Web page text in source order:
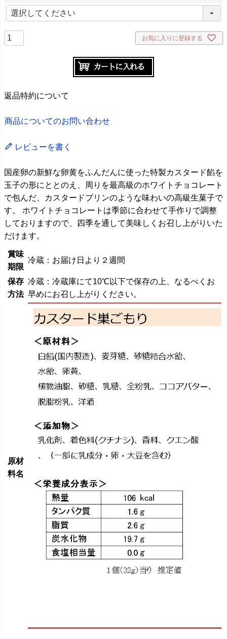
必
お気に入りに登録する
返品特約について
商品についてのお問い合わせ
レビューを書く
国産卵の新鮮な卵黄をふんだんに使った特製カスタード餡を
玉子の形にととのえ、周りを最高級のホワイトチョコレート
で包んだ、カスタードプリンのような味わいの高級生菓子で
す。 ホワイトチョコレートは季節に合わせて手作りで調整
しておりますので、四季を通して美味しくお召し上がりいた
だけます。
賞味
期限
冷蔵：お届け日より２週間
保存
方法
冷蔵：冷蔵庫にて10℃以下で保存の上、なるべくお
早めにお召し上がりください。
原材
料名